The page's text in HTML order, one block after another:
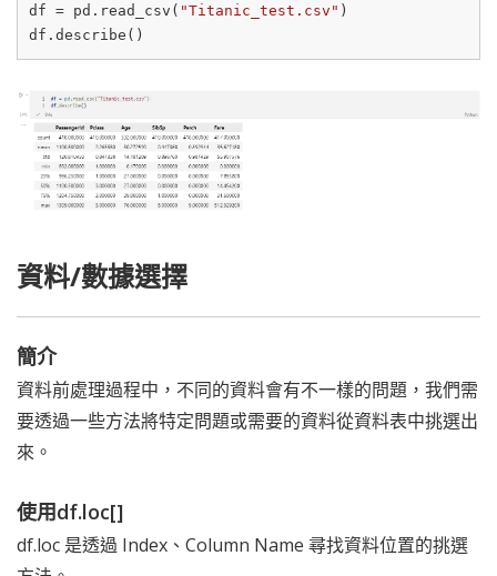
df = pd.read_csv( "Titanic_test.csv" )
資料/數據選擇
簡介
資料前處理過程中，不同的資料會有不一樣的問題，我們需
要透過一些方法將特定問題或需要的資料從資料表中挑選出
來。
使用df.loc[]
df.loc 是透過 Index、Column Name 尋找資料位置的挑選